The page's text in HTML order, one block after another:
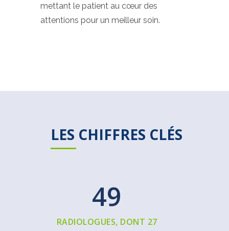
mettant le patient au cœur des
attentions pour un meilleur soin.
LES CHIFFRES CLÉS
50
RADIOLOGUES, DONT 27